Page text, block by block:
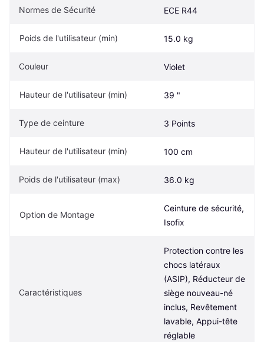
Normes de Sécurité ECE R44
Poids de l'utilisateur (min) 15.0 kg
Couleur Violet
Hauteur de l'utilisateur (min) 39 "
Type de ceinture 3 Points
Hauteur de l'utilisateur (min) 100 cm
Poids de l'utilisateur (max) 36.0 kg
Option de Montage
Ceinture de sécurité,
Isofix
Caractéristiques
Protection contre les
chocs latéraux
(ASIP), Réducteur de
siège nouveau-né
inclus, Revêtement
lavable, Appui-tête
réglable